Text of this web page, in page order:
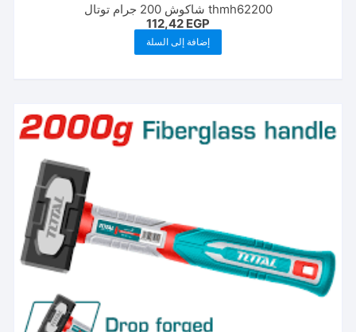
thmh62200 شاكوش 200 جرام توتال
112,42 EGP
إضافة إلى السلة